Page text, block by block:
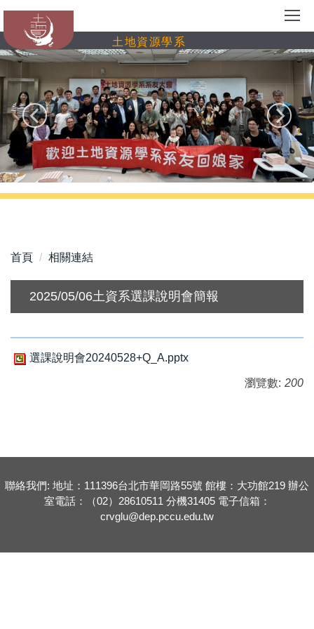
跳
主
要
內
區
土地資源學系
首頁 相關連結
2025/05/06土資系選課說明會簡報
選課說明會20240528+Q_A.pptx
瀏覽數: 200
聯絡我們: 地址：111396台北市華岡路55號 館樓：大功館219 辦公
室電話：（02）28610511 分機31405 電子信箱：
crvglu@dep.pccu.edu.tw